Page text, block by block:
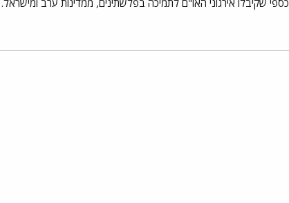
שקיבלו אירגוני האו"ם לתמיכה בפלשתינים, ממדינות ערב ומישראל.